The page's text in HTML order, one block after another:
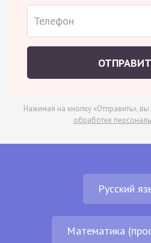
Нажимая на кнопку «Отправить»,
обработке
Русский
Математика